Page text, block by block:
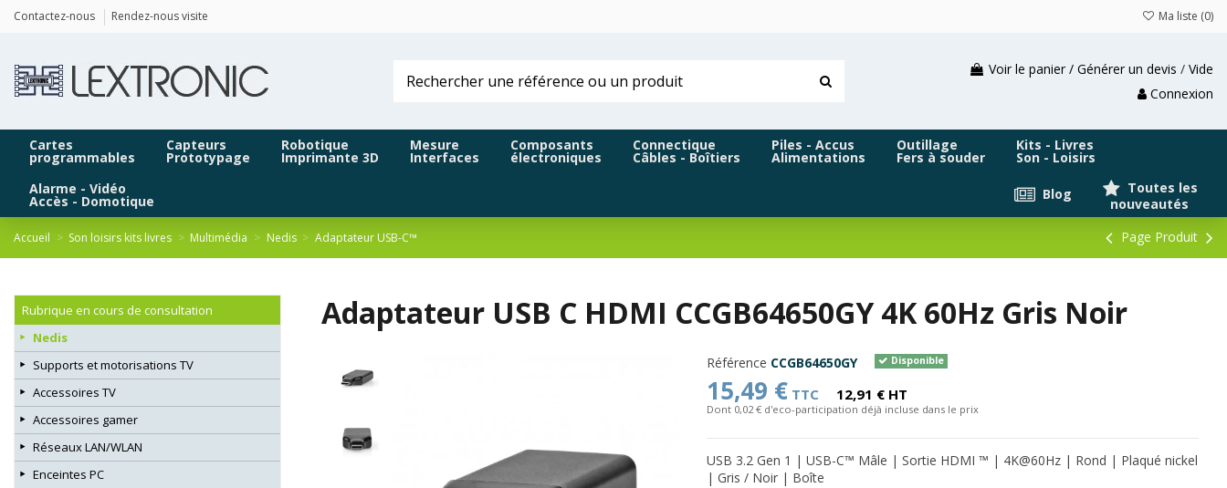
Contactez-nous Rendez-nous visite Ma liste (0)
Voir le panier / Générer un devis / Vide
Connexion
Cartes
programmables
Capteurs
Prototypage
Robotique
Imprimante 3D
Mesure
Interfaces
Composants
électroniques
Connectique
Câbles - Boîtiers
Piles - Accus
Alimentations
Outillage
Fers à souder
Kits - Livres
Son - Loisirs
Alarme - Vidéo
Accès - Domotique
Toutes les
nouveautés
Blog
Accueil Son loisirs kits livres Multimédia Nedis Adaptateur USB-C™ Page Produit
Adaptateur USB C HDMI CCGB64650GY 4K 60Hz Gris Noir
Référence CCGB64650GY Disponible
15,49 € TTC 12,91 € HT
Dont 0,02 € d'eco-participation déjà incluse dans le prix
USB 3.2 Gen 1 | USB-C™ Mâle | Sortie HDMI ™ | 4K@60Hz | Rond | Plaqué nickel
| Gris / Noir | Boîte
Rubrique en cours de consultation
Nedis
Supports et motorisations TV
Accessoires TV
Accessoires gamer
Réseaux LAN/WLAN
Enceintes PC
Panneau de gestion des cookies